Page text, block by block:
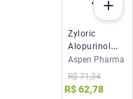
Zyloric
Alopurinol
300mg 30
Cápsulas
Aspen
Aspen Pharma
R$ 71,34
R$62,78